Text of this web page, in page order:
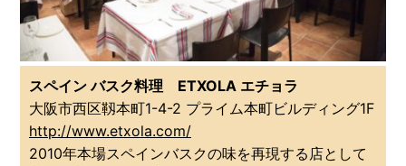
スペイン バスク料理 ETXOLA エチョラ
大阪市西区靱本町1-4-2 プライム本町ビルディング1F
http://www.etxola.com/
2010年本場スペインバスクの味を再現する店として